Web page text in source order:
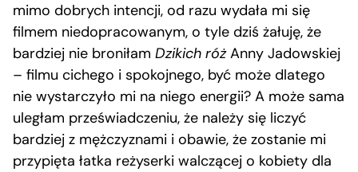
mimo dobrych intencji, od razu wydała mi się
filmem niedopracowanym, o tyle dziś żałuję, że
bardziej nie broniłam Dzikich różAnny Jadowskiej
– filmu cichego i spokojnego, być może dlatego
nie wystarczyło mi na niego energii? A może sama
uległam przeświadczeniu, że należy się liczyć
bardziej z mężczyznami i obawie, że zostanie mi
przypięta łatka reżyserki walczącej o kobiety dla